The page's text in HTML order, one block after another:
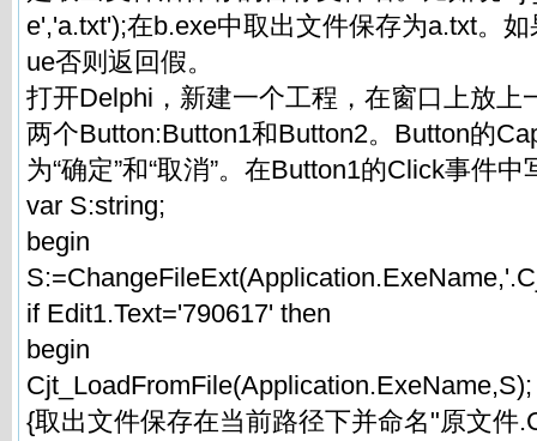
e','a.txt');在b.exe中取出文件保存为a.txt。
ue否则返回假。
打开Delphi，新建一个工程，在窗口上放上
两个Button:Button1和Button2。Button的
为“确定”和“取消”。在Button1的Click事件中
var S:string;
begin
if Edit1.Text='790617' then
begin
Cjt_LoadFromFile(Application.ExeName,S);
{取出文件保存在当前路径下并命名"原文件